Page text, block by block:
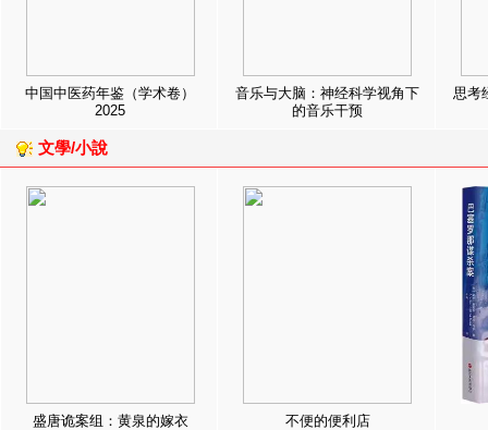
中国中医药年鉴（学术卷）
2025
音乐与大脑：神经科学视角下
的音乐干预
思考
文學/小說
盛唐诡案组：黄泉的嫁衣 不便的便利店